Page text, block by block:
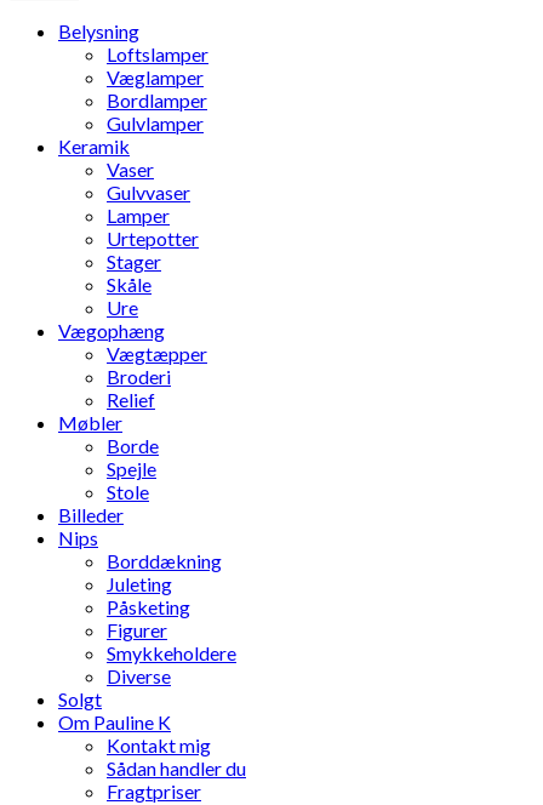
Belysning
Loftslamper
Væglamper
Bordlamper
Gulvlamper
Keramik
Vaser
Gulvvaser
Lamper
Urtepotter
Stager
Skåle
Ure
Vægophæng
Vægtæpper
Broderi
Relief
Møbler
Borde
Spejle
Stole
Billeder
Nips
Borddækning
Juleting
Påsketing
Figurer
Smykkeholdere
Diverse
Solgt
Om Pauline K
Kontakt mig
Sådan handler du
Fragtpriser